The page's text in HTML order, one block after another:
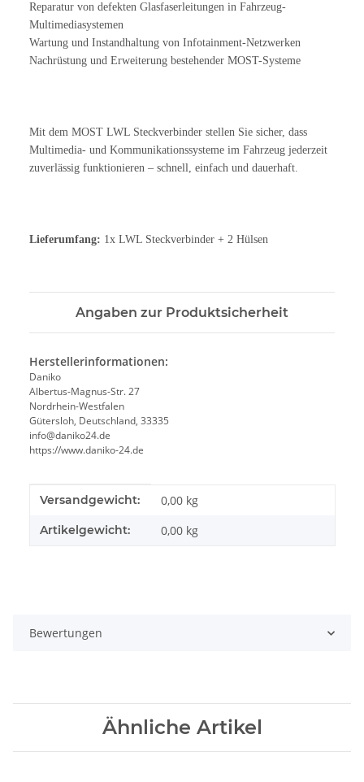
Reparatur von defekten Glasfaserleitungen in Fahrzeug-
Multimediasystemen
Wartung und Instandhaltung von Infotainment-Netzwerken
Nachrüstung und Erweiterung bestehender MOST-Systeme
Mit dem MOST LWL Steckverbinder stellen Sie sicher, dass
Multimedia- und Kommunikationssysteme im Fahrzeug jederzeit
zuverlässig funktionieren – schnell, einfach und dauerhaft.
Lieferumfang: 1x LWL Steckverbinder + 2 Hülsen
Angaben zur Produktsicherheit
Herstellerinformationen:
Daniko
Albertus-Magnus-Str. 27
Nordrhein-Westfalen
Gütersloh, Deutschland, 33335
info@daniko24.de
https://www.daniko-24.de
Produkteigenschaft
Wert
Versandgewicht: 0,00 kg
Artikelgewicht: 0,00 kg
Bewertungen
Ähnliche Artikel